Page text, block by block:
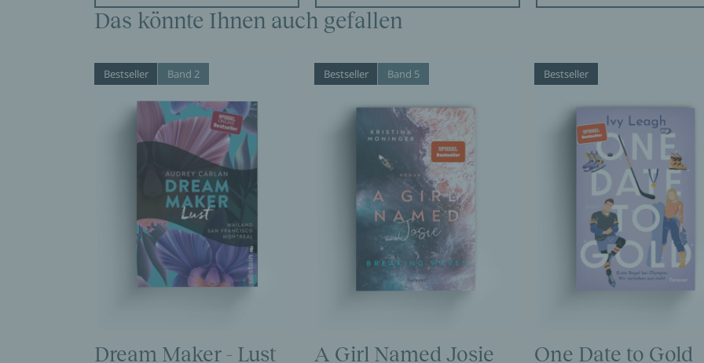
Das könnte Ihnen auch gefallen
Bestseller Band 2
Dream Maker - Lust
Bestseller Band 5
A Girl Named Josie
Bestseller
One Date to Gold